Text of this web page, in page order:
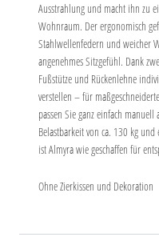
Ausstrahlung und macht ihn zu
Wohnraum. Der ergonomisch
Stahlwellenfedern und weicher
angenehmes Sitzgefühl. Dank
Fußstütze und Rückenlehne
verstellen – für
passen Sie ganz einfach
Belastbarkeit von ca. 130 kg
istAlmyrawie geschaffen für
Ohne Zierkissen und Dekoration